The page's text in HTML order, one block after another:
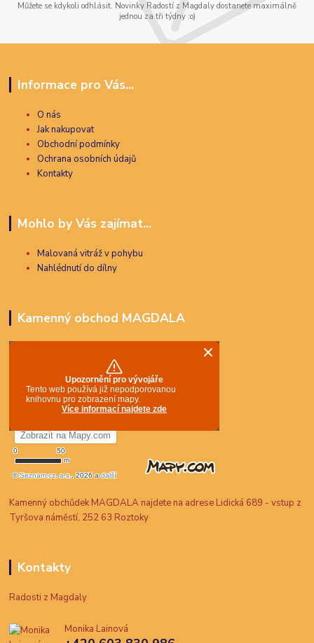
Můžete se kdykoli odhlásit. Novinky Radostí z Magdaly dostanete maximálně
jednou za tři týdny :o)
Informace pro Vás...
O nás
Jak nakupovat
Obchodní podmínky
Ochrana osobních údajů
Kontakty
Mohlo by Vás zajímat...
Malovaná vitráž v pohybu
Nahlédnutí do dílny
Kamenný obchod MAGDALA
Kamenný obchůdek MAGDALA najdete na adrese Lidická 689 - vstup z
Tyršova náměstí, 252 63 Roztoky
Kontakty
Radosti z Magdaly
Monika Lainová